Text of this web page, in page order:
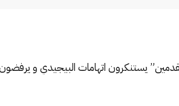
يستنكرون اتهامات البيجيدي و